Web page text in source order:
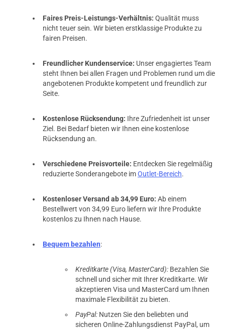
Faires Preis-Leistungs-Verhältnis: Qualität muss
nicht teuer sein. Wir bieten erstklassige Produkte zu
fairen Preisen.
Freundlicher Kundenservice: Unser engagiertes Team
steht Ihnen bei allen Fragen und Problemen rund um die
angebotenen Produkte kompetent und freundlich zur
Seite.
Kostenlose Rücksendung: Ihre Zufriedenheit ist unser
Ziel. Bei Bedarf bieten wir Ihnen eine kostenlose
Rücksendung an.
Verschiedene Preisvorteile: Entdecken Sie regelmäßig
reduzierte Sonderangebote imOutlet-Bereich.
Kostenloser Versand ab 34,99 Euro: Ab einem
Bestellwert von 34,99 Euro liefern wir Ihre Produkte
kostenlos zu Ihnen nach Hause.
Bequem bezahlen:
Kreditkarte (Visa, MasterCard): Bezahlen Sie
schnell und sicher mit Ihrer Kreditkarte. Wir
akzeptieren Visa und MasterCard um Ihnen
maximale Flexibilität zu bieten.
PayPal: Nutzen Sie den beliebten und
sicheren Online-Zahlungsdienst PayPal, um